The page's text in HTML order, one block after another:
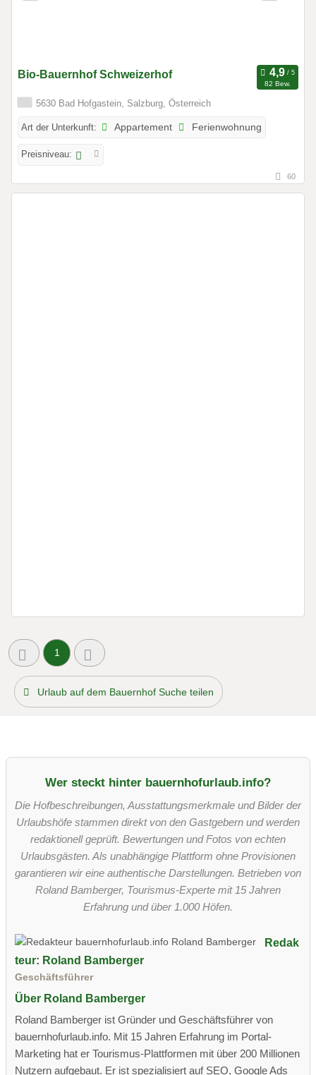
Bio-Bauernhof Schweizerhof
82 Bew.
5630 Bad Hofgastein, Salzburg, Österreich
Art der Unterkunft: Appartement Ferienwohnung
Preisniveau:
60
1
Urlaub auf dem Bauernhof Suche teilen
Wer steckt hinter bauernhofurlaub.info?
Die Hofbeschreibungen, Ausstattungsmerkmale und Bilder der
Urlaubshöfe stammen direkt von den Gastgebern und werden
redaktionell geprüft. Bewertungen und Fotos von echten
Urlaubsgästen. Als unabhängige Plattform ohne Provisionen
garantieren wir eine authentische Darstellungen. Betrieben von
Roland Bamberger, Tourismus-Experte mit 15 Jahren
Erfahrung und über 1.000 Höfen.
Redak
teur: Roland Bamberger
Geschäftsführer
Über Roland Bamberger
Roland Bamberger ist Gründer und Geschäftsführer von
bauernhofurlaub.info. Mit 15 Jahren Erfahrung im Portal-
Marketing hat er Tourismus-Plattformen mit über 200 Millionen
Nutzern aufgebaut. Er ist spezialisiert auf SEO, Google Ads